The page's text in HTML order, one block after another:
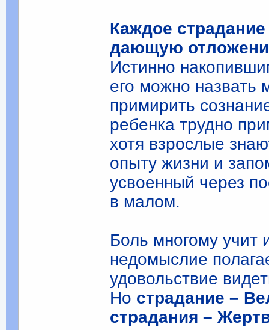
Каждое
дающую
Истинно
его можно назвать
примирить
ребенка трудно
хотя взрослые
опыту жизни и
усвоенный через
в малом.
Боль многому учит
недомыслие
удовольствие
Но страдание –
страдания –